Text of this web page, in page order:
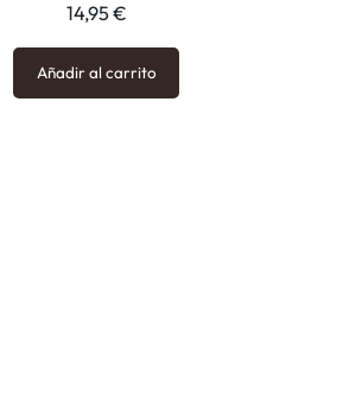
14,95€
Añadir al carrito